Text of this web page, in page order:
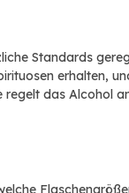
Standards
erhalten,
das Alcohol